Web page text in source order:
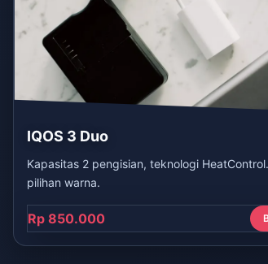
IQOS 3 Duo
Kapasitas 2 pengisian, teknologi
pilihan warna.
Rp 850.000